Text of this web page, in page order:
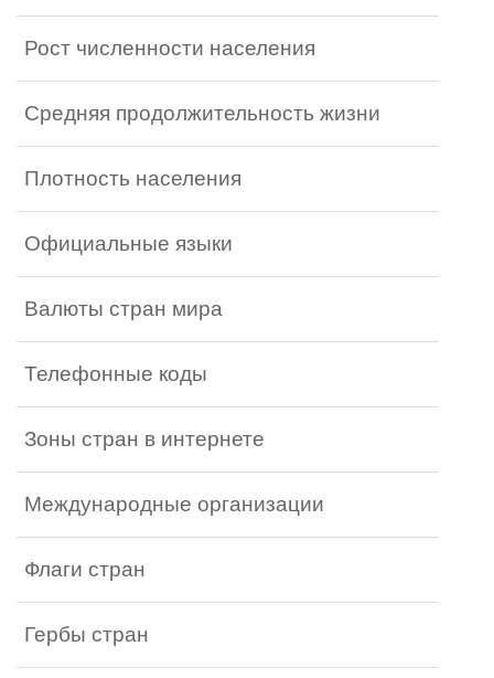
Рост численности населения
Средняя продолжительность жизни
Плотность населения
Официальные языки
Валюты стран мира
Телефонные коды
Зоны стран в интернете
Международные организации
Флаги стран
Гербы стран